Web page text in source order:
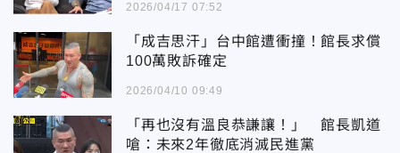
2026/04/17 07:52
「成吉思汗」台中館遭衝撞！館長求償
100萬敗訴確定
2026/04/10 09:49
「再也沒有溫良恭謙讓！」 館長凱道
嗆：未來2年徹底消滅民進黨